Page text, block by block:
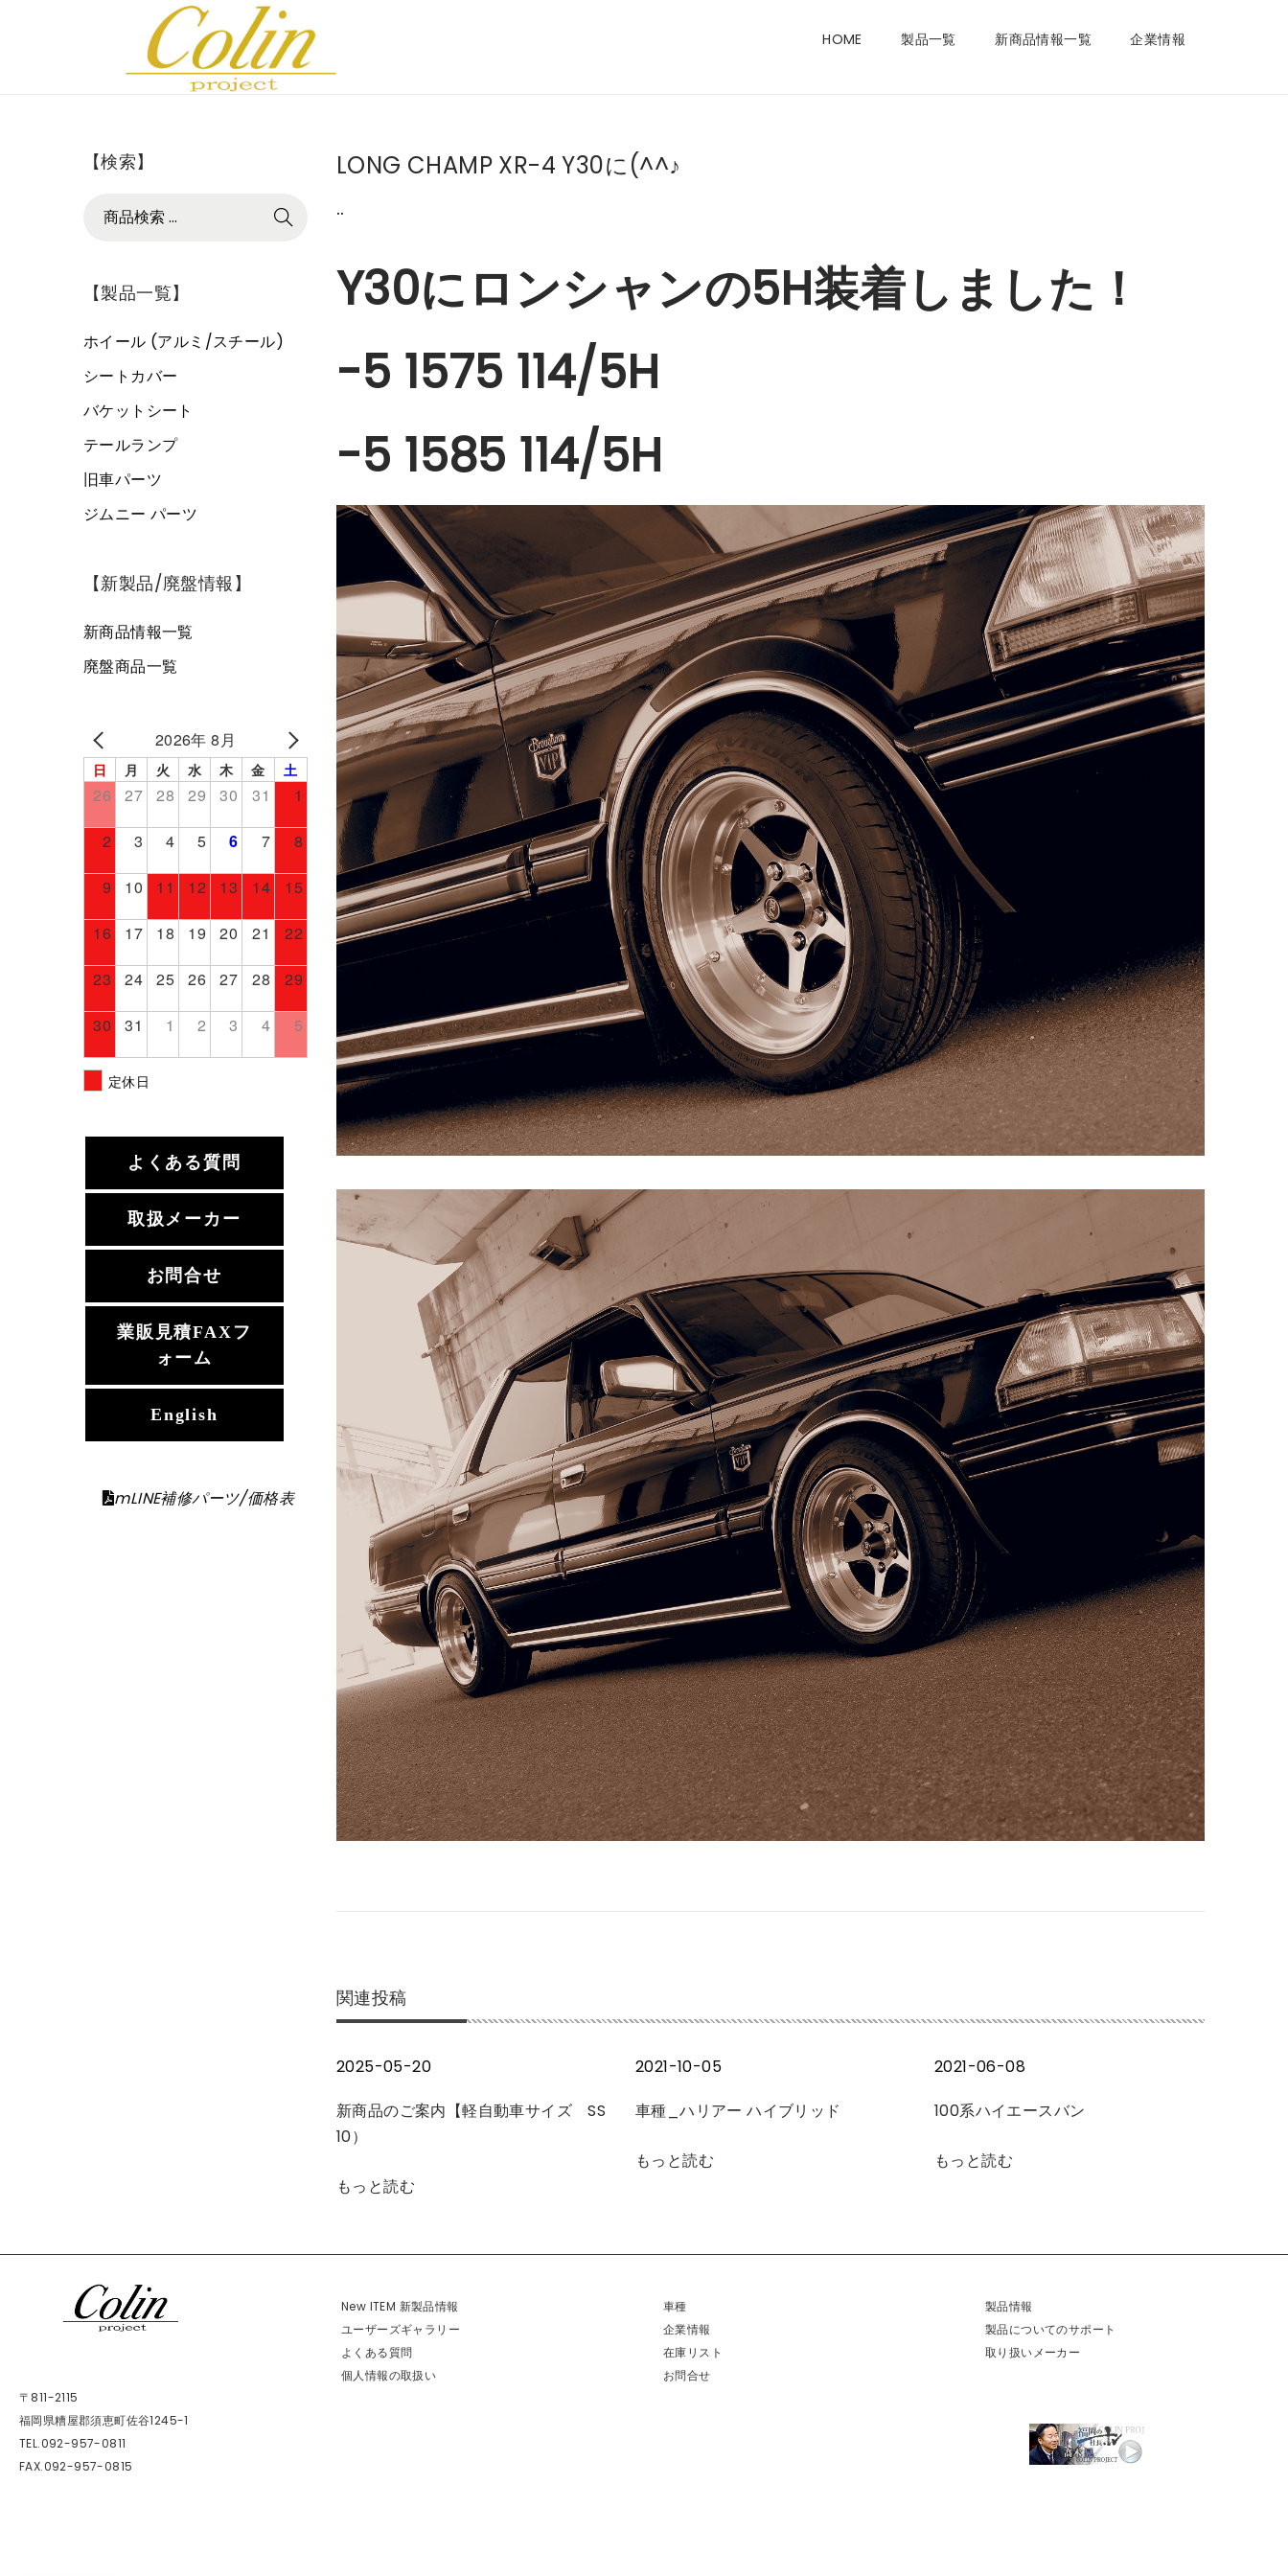
シ
動
ツ
HOME 製品一覧 新商品情報一覧 企業情報
LONG CHAMP XR-4 Y30に(^^♪
..
Y30にロンシャンの5H装着しました！
-5 1575 114/5H
-5 1585 114/5H
ナ
ビ
ゲ
ー
シ
ョ
ン
:ワ
ン
ー
ル
本
入
次
投
稿
再
入
荷
関連投稿
2025-05-20
新商品のご案内【軽自動車サイズ SS
10）
もっと読む
2021-10-05
車種_ハリアー ハイブリッド
もっと読む
2021-06-08
100系ハイエースバン
もっと読む
【検索】
象
>
検索
【製品一覧】
ホイール (アルミ/スチール)
シートカバー
バケットシート
テールランプ
旧車パーツ
ジムニー パーツ
【新製品/廃盤情報】
新商品情報一覧
廃盤商品一覧
2026年 8月
日 月 火 水 木 金 土
26 27 28 29 30 31 1
2 3 4 5 6 7 8
9 10 11 12 13 14 15
16 17 18 19 20 21 22
23 24 25 26 27 28 29
30 31 1 2 3 4 5
定休日
よくある質問
取扱メーカー
お問合せ
業販見積FAXフ
ォーム
English
mLINE補修パーツ/価格表
〒811-2115
福岡県糟屋郡須恵町佐谷1245-1
TEL.092-957-0811
FAX.092-957-0815
New ITEM 新製品情報
ユーザーズギャラリー
よくある質問
個人情報の取扱い
車種
企業情報
在庫リスト
お問合せ
製品情報
製品についてのサポート
取り扱いメーカー